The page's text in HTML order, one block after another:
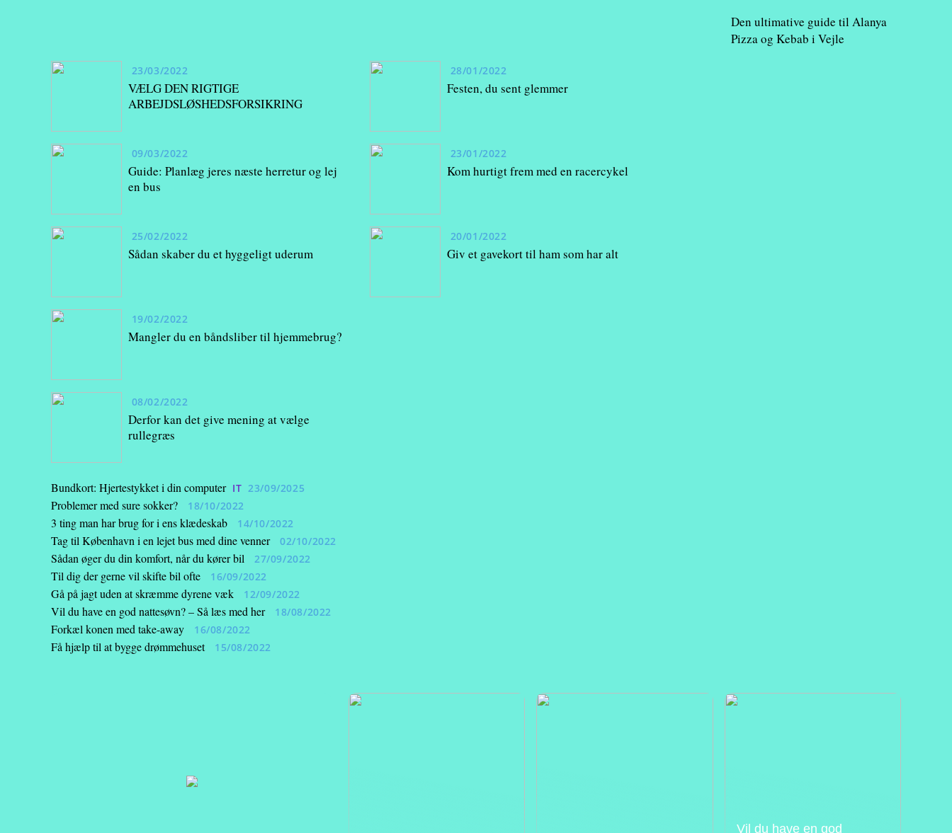
23/03/2022
VÆLG DEN RIGTIGE
ARBEJDSLØSHEDSFORSIKRING
09/03/2022
Guide: Planlæg jeres næste herretur og lej
en bus
25/02/2022
Sådan skaber du et hyggeligt uderum
19/02/2022
Mangler du en båndsliber til hjemmebrug?
08/02/2022
Derfor kan det give mening at vælge
rullegræs
28/01/2022
Festen, du sent glemmer
23/01/2022
Kom hurtigt frem med en racercykel
20/01/2022
Giv et gavekort til ham som har alt
Bundkort: Hjertestykket i din computer IT 23/09/2025
Problemer med sure sokker? 18/10/2022
3 ting man har brug for i ens klædeskab 14/10/2022
Tag til København i en lejet bus med dine venner 02/10/2022
Sådan øger du din komfort, når du kører bil 27/09/2022
Til dig der gerne vil skifte bil ofte 16/09/2022
Gå på jagt uden at skræmme dyrene væk 12/09/2022
Vil du have en god nattesøvn? – Så læs med her 18/08/2022
Forkæl konen med take-away 16/08/2022
Få hjælp til at bygge drømmehuset 15/08/2022
Den ultimative guide til Alanya
Pizza og Kebab i Vejle
Vil du have en god